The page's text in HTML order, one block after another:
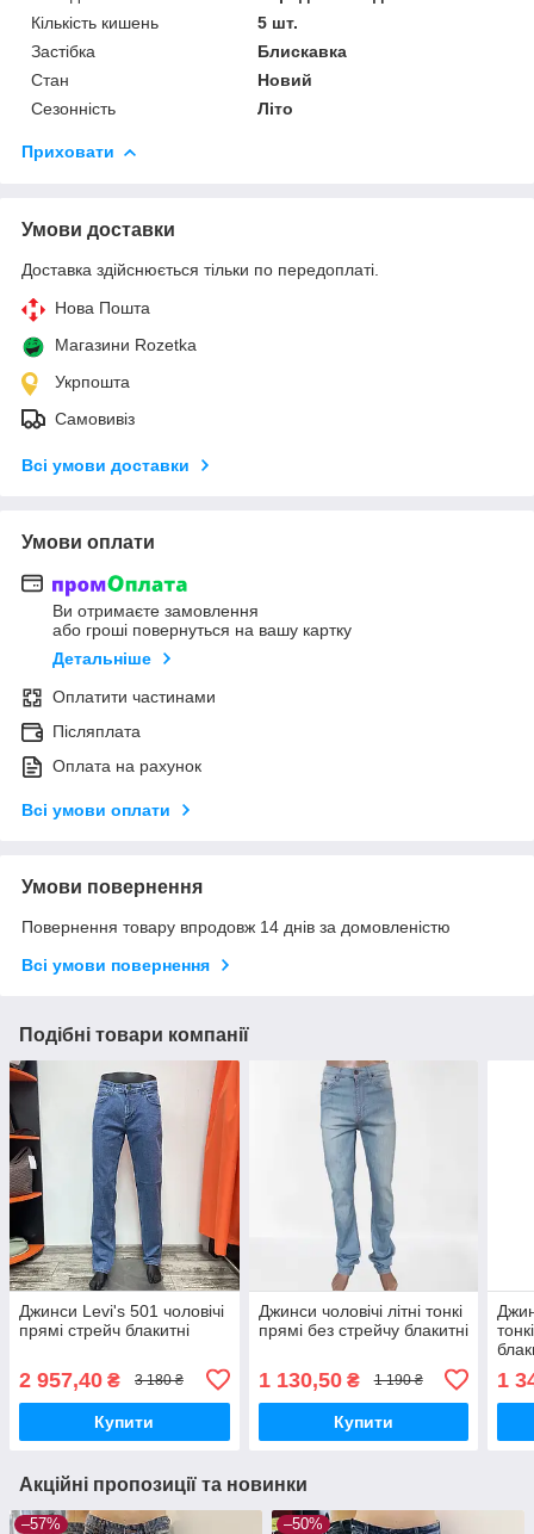
Кількість кишень
5 шт.
Застібка
Блискавка
Стан
Новий
Сезонність
Літо
Приховати
Умови доставки
Доставка здійснюється тільки по передоплаті.
Нова Пошта
Магазини Rozetka
Укрпошта
Самовивіз
Всі умови доставки
Умови оплати
Ви отримаєте замовлення
або гроші повернуться на вашу картку
Детальніше
Оплатити частинами
Післяплата
Оплата на рахунок
Всі умови оплати
Умови повернення
Повернення товару впродовж 14 днів за домовленістю
Всі умови повернення
Подібні товари компанії
Джинси Levi's 501 чоловічі
прямі стрейч блакитні
2 957,40 ₴ 3 180 ₴
Купити
Джинси чоловічі літні тонкі
прямі без стрейчу блакитні
1 130,50₴ 1 190 ₴
Купити
1
Акційні пропозиції та новинки
–57% –50%